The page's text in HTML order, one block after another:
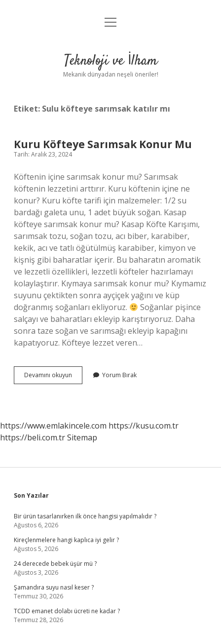
Anasayfa
Yasal Uyarı
menüyü
Teknoloji ve İlham
Mekanik dünyadan neşeli öneriler!
Etiket: Sulu köfteye sarımsak katılır mı
Kuru Köfteye Sarımsak Konur Mu
Tarih: Aralık 23, 2024
Köftenin içine sarımsak konur mu? Sarımsak
köftenin lezzetini arttırır. Kuru köftenin içine ne
konur? Kuru köfte tarifi için malzemeler: 1/2 su
bardağı galeta unu, 1 adet büyük soğan. Kasap
köfteye sarımsak konur mu? Kasap Köfte Karışımı,
sarımsak tozu, soğan tozu, acı biber, karabiber,
kekik, acı ve tatlı öğütülmüş karabiber, kimyon ve
kişniş gibi baharatlar içerir. Bu baharatın aromatik
ve lezzetli özellikleri, lezzetli köfteler hazırlamayı
kolaylaştırır. Kıymaya sarımsak konur mu? Kıymamız
suyunu çektikten sonra ayçiçek yağını ve küp
doğranmış soğanları ekliyoruz.
Soğanlar pişince
salçayı ve baharatları ekleyip karıştırıyoruz. Daha
sonra taze soğan ve sarımsağı ekleyip kapağını
kapatıyoruz. Köfteye lezzet veren…
Devamını okuyun
Köfteye
Yorum Bırak
https://www.emlakincele.com https://kusu.com.tr
https://beli.com.trSitemap
Sidebar
Son Yazılar
Bir ürün tasarlanırken ilk önce hangisi yapılmalıdır ?
Ağustos 6, 2026
Kireçlenmelere hangi kaplıca iyi gelir ?
Ağustos 5, 2026
24 derecede bebek üşür mü ?
Ağustos 3, 2026
Şamandıra suyu nasıl keser ?
Temmuz 30, 2026
TCDD emanet dolabı ücreti ne kadar ?
Temmuz 28, 2026